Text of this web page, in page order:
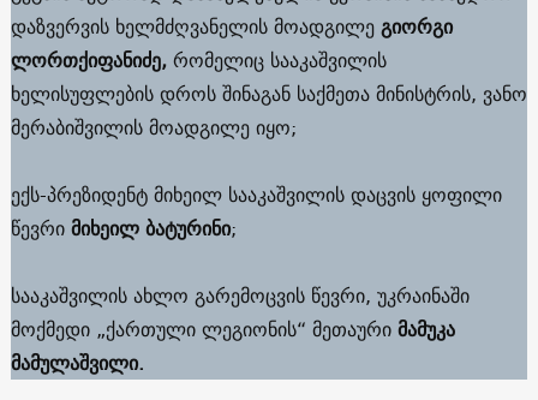
დაზვერვის ხელმძღვანელის მოადგილეგიორგი
ლორთქიფანიძე,რომელიც სააკაშვილის
ხელისუფლების დროს შინაგან საქმეთა მინისტრის, ვანო
მერაბიშვილის მოადგილე იყო;
ექს-პრეზიდენტ მიხეილ სააკაშვილის დაცვის ყოფილი
წევრიმიხეილ ბატურინი;
სააკაშვილის ახლო გარემოცვის წევრი, უკრაინაში
მოქმედი „ქართული ლეგიონის“ მეთაურიმამუკა
მამულაშვილი.